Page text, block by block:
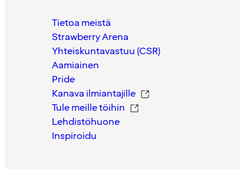
Tietoa meistä
Strawberry Arena
Yhteiskuntavastuu (CSR)
Aamiainen
Pride
Kanava ilmiantajille
Tule meille töihin
Lehdistöhuone
Inspiroidu